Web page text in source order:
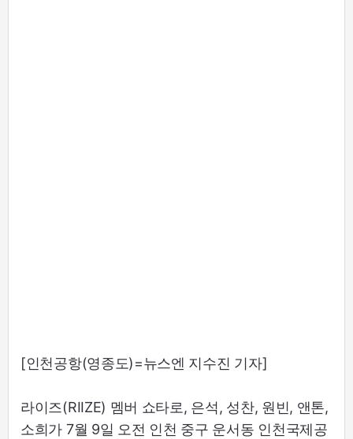
[인천공항(영종도)=뉴스엔 지수진 기자]
라이즈(RIIZE) 멤버 쇼타로, 은석, 성찬, 원빈, 앤톤,
소희가 7월 9일 오전 인천 중구 운서동 인천국제공